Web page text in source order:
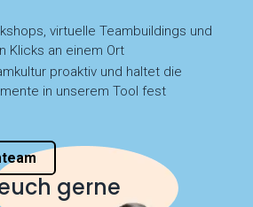
virtuelle Teambuildings und
Klicks an einem Ort
proaktiv und haltet die
in unserem Tool fest
gerne